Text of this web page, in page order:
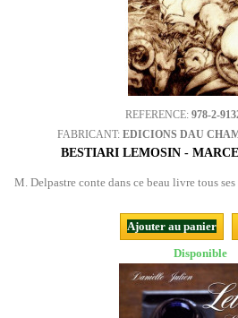
REFERENCE: 978-2-
FABRICANT: EDICIONS DAU
BESTIARI LEMOSIN -
M. Delpastre conte dans ce beau livre tous
Ajouter au panier
Disponible